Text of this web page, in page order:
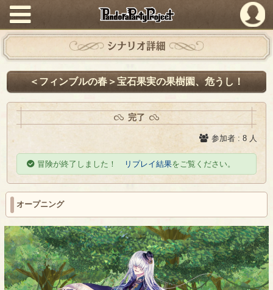
PandoraPartyProject
シナリオ詳細
＜フィンブルの春＞宝石果実の果樹園、危うし！
完了
参加者 : 8 人
冒険が終了しました！ リプレイ結果をご覧ください。
オープニング